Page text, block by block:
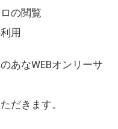
の閲覧
用
あなWEBオンリーサ
だきます。